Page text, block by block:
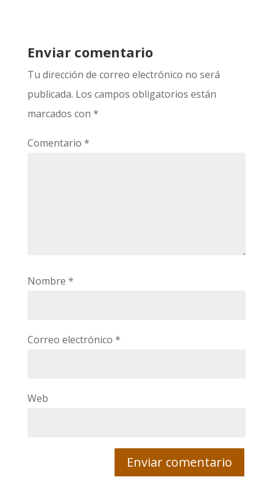
Enviar comentario
Tu dirección de correo electrónico no será
publicada. Los campos obligatorios están
marcados con *
Comentario *
Nombre *
Correo electrónico *
Web